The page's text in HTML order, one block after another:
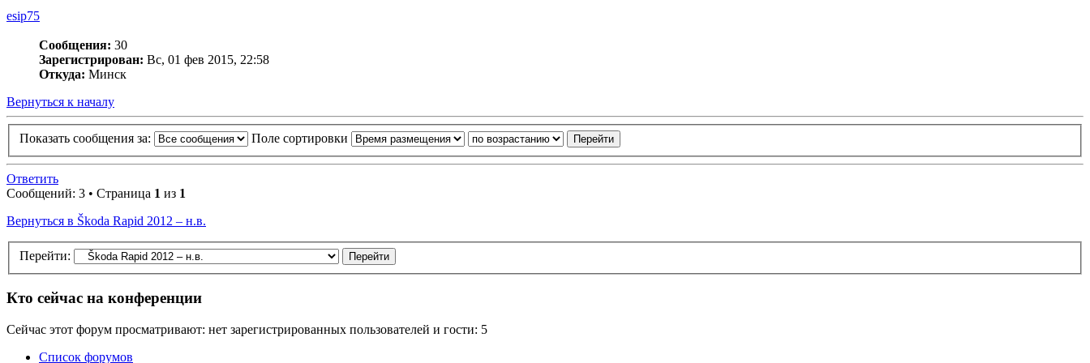
esip75
Сообщения: 30
Зарегистрирован: Вс, 01 фев 2015, 22:58
Откуда: Минск
Вернуться к началу
Показать сообщения за: Поле сортировки
Ответить
Сообщений: 3 • Страница 1 из 1
Вернуться в Škoda Rapid 2012 – н.в.
Перейти:
Кто сейчас на конференции
Сейчас этот форум просматривают: нет зарегистрированных пользователей и гости: 5
Список форумов